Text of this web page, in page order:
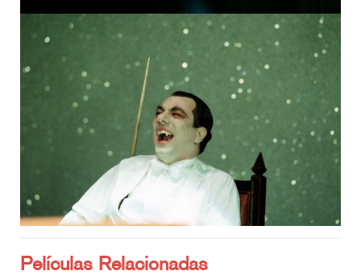
Películas Relacionadas